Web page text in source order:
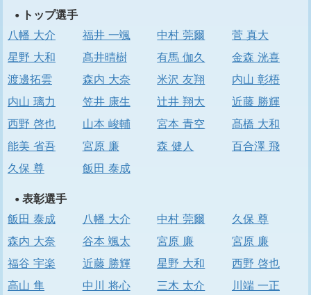
• トップ選手
八幡 大介
福井 一颯 中村 莞爾
菅 真大
星野 大和
髙井晴樹 有馬 伽久
金森 洸喜
渡邊拓雲
森内 大奈 米沢 友翔
内山 彰梧
内山 璃力
笠井 康生 辻井 翔大
近藤 勝輝
西野 啓也
山本 峻輔 宮本 青空
髙橋 大和
能美 省吾
宮原 廉 森 健人
百合澤 飛
久保 尊
飯田 泰成
• 表彰選手
飯田 泰成
八幡 大介 中村 莞爾
久保 尊
森内 大奈
谷本 颯太 宮原 廉
宮原 廉
福谷 宇楽
近藤 勝輝 星野 大和
西野 啓也
高山 隼
中川 将心 三木 太介
川端 一正